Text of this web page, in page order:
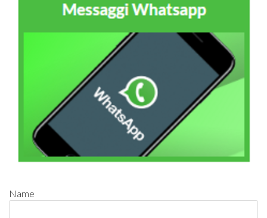
Name